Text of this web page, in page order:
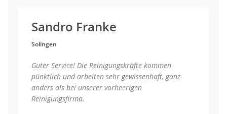
Sandro Franke
Solingen
Guter Service! Die Reinigungskräfte kommen
pünktlich und arbeiten sehr gewissenhaft, ganz
anders als bei unserer vorheerigen
Reinigungsfirma.